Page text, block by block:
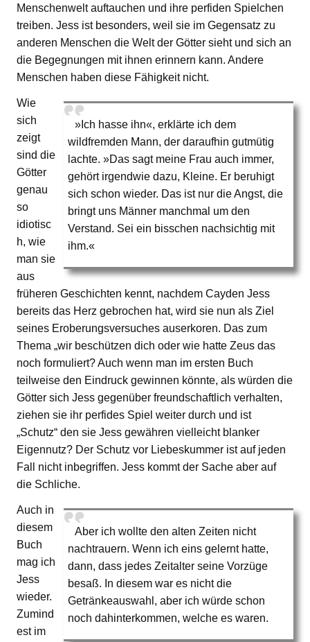
Menschenwelt auftauchen und ihre perfiden Spielchen
treiben. Jess ist besonders, weil sie im Gegensatz zu
anderen Menschen die Welt der Götter sieht und sich an
die Begegnungen mit ihnen erinnern kann. Andere
Menschen haben diese Fähigkeit nicht.
»Ich hasse ihn«, erklärte ich dem
wildfremden Mann, der daraufhin gutmütig
lachte. »Das sagt meine Frau auch immer,
gehört irgendwie dazu, Kleine. Er beruhigt
sich schon wieder. Das ist nur die Angst, die
bringt uns Männer manchmal um den
Verstand. Sei ein bisschen nachsichtig mit
ihm.«
Wie
sich
zeigt
sind die
Götter
genau
so
idiotisc
h, wie
man sie
aus
früheren Geschichten kennt, nachdem Cayden Jess
bereits das Herz gebrochen hat, wird sie nun als Ziel
seines Eroberungsversuches auserkoren. Das zum
Thema „wir beschützen dich oder wie hatte Zeus das
noch formuliert? Auch wenn man im ersten Buch
teilweise den Eindruck gewinnen könnte, als würden die
Götter sich Jess gegenüber freundschaftlich verhalten,
ziehen sie ihr perfides Spiel weiter durch und ist
„Schutz“ den sie Jess gewähren vielleicht blanker
Eigennutz? Der Schutz vor Liebeskummer ist auf jeden
Fall nicht inbegriffen. Jess kommt der Sache aber auf
die Schliche.
Aber ich wollte den alten Zeiten nicht
nachtrauern. Wenn ich eins gelernt hatte,
dann, dass jedes Zeitalter seine Vorzüge
besaß. In diesem war es nicht die
Getränkeauswahl, aber ich würde schon
noch dahinterkommen, welche es waren.
Auch in
diesem
Buch
mag ich
Jess
wieder.
Zumind
est im